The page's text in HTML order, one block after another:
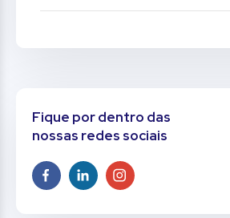
Fique por dentro das
nossas redes sociais